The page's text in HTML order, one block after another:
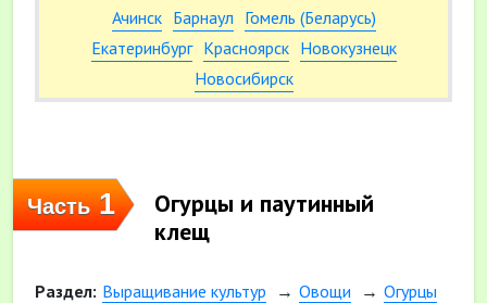
Ачинск Барнаул Гомель (Беларусь)
Екатеринбург Красноярск Новокузнецк
Новосибирск
Часть1
Огурцы и паутинный
клещ
Раздел: Выращивание культур Овощи
Огурцы